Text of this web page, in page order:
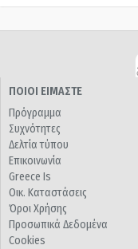
ΠΟΙΟΙ ΕΙΜΑΣΤΕ
Πρόγραμμα
Συχνότητες
Δελτία τύπου
Επικοινωνία
Greece Is
Οικ. Καταστάσεις
Όροι Χρήσης
Προσωπικά Δεδομένα
Cookies